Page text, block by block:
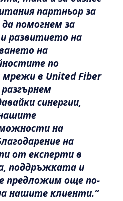
партньор за
помогнем за
развитието на
на
по
мрежи в United Fiber
синергии,
на
на
от експерти в
поддръжката и
предложим още по-
нашите клиенти.“